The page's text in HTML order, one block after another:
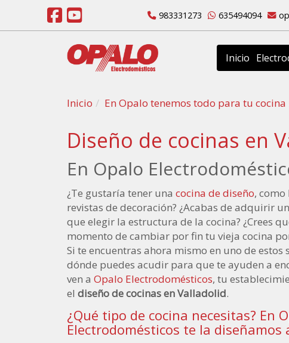
983331273 635494094
Inicio
Inicio En Opalo tenemos todo para tu cocina
Diseño de cocinas en
En Opalo
¿Te gustaría tener una cocina de diseño, como
revistas de decoración? ¿Acabas de adquirir
que elegir la estructura de la cocina? ¿Crees
momento de cambiar por fin tu vieja cocina
Si te encuentras ahora mismo en uno de estos
dónde puedes acudir para que te ayuden a
ven a Opalo Electrodomésticos, tu
el diseño de cocinas en Valladolid.
¿Qué tipo de cocina necesitas? En
Electrodomésticos te la diseñamos